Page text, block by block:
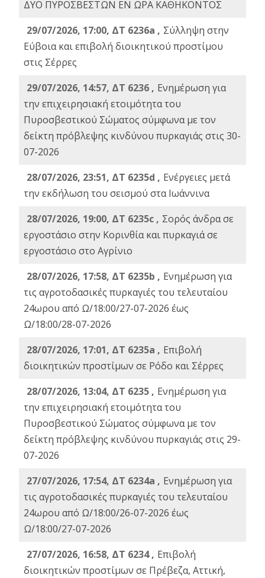
ΔΥΟ ΠΥΡΟΣΒΕΣΤΩΝ ΕΝ ΩΡΑ ΚΑΘΗΚΟΝΤΟΣ
29/07/2026, 17:00, ΔΤ 6236a , Σύλληψη στην
Εύβοια και επιβολή διοικητικού προστίμου
στις Σέρρες
29/07/2026, 14:57, ΔΤ 6236 , Ενημέρωση για
την επιχειρησιακή ετοιμότητα του
Πυροσβεστικού Σώματος σύμφωνα με τον
δείκτη πρόβλεψης κινδύνου πυρκαγιάς στις 30-
07-2026
28/07/2026, 23:51, ΔΤ 6235d , Ενέργειες μετά
την εκδήλωση του σεισμού στα Ιωάννινα
28/07/2026, 19:00, ΔΤ 6235c , Σορός άνδρα σε
εργοστάσιο στην Κορινθία και πυρκαγιά σε
εργοστάσιο στο Αγρίνιο
28/07/2026, 17:58, ΔΤ 6235b , Ενημέρωση για
τις αγροτοδασικές πυρκαγιές του τελευταίου
24ωρου από Ω/18:00/27-07-2026 έως
Ω/18:00/28-07-2026
28/07/2026, 17:01, ΔΤ 6235a , Eπιβολή
διοικητικών προστίμων σε Ρόδο και Σέρρες
28/07/2026, 13:04, ΔΤ 6235 , Ενημέρωση για
την επιχειρησιακή ετοιμότητα του
Πυροσβεστικού Σώματος σύμφωνα με τον
δείκτη πρόβλεψης κινδύνου πυρκαγιάς στις 29-
07-2026
27/07/2026, 17:54, ΔΤ 6234a , Ενημέρωση για
τις αγροτοδασικές πυρκαγιές του τελευταίου
24ωρου από Ω/18:00/26-07-2026 έως
Ω/18:00/27-07-2026
27/07/2026, 16:58, ΔΤ 6234 , Eπιβολή
διοικητικών προστίμων σε Πρέβεζα, Αττική,